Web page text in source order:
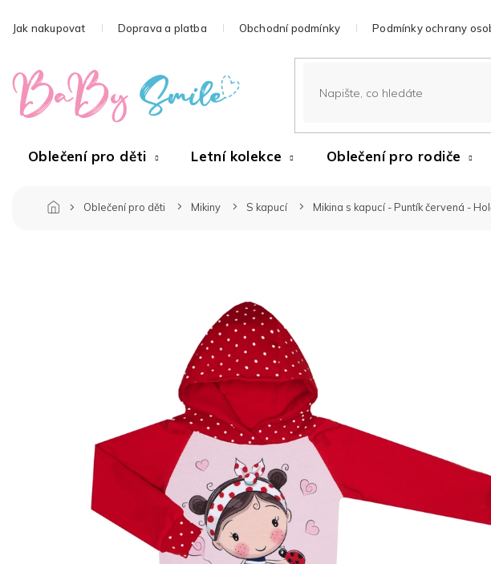
naJak nakupovat Doprava a platba Obchodní podmínky Podmínky ochrany
Oblečení pro děti Letní kolekce Oblečení pro rodiče
Oblečení pro děti Mikiny S kapucí Mikina s kapucí - Puntík červená -